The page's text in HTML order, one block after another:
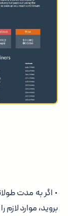
• اگر به مدت
بروید، موارد